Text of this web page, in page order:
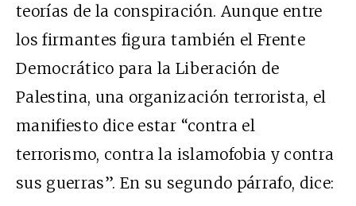
teorías de la conspiración. Aunque entre
los firmantes figura también el Frente
Democrático para la Liberación de
Palestina, una organización terrorista, el
manifiesto dice estar “contra el
terrorismo, contra la islamofobia y contra
sus guerras”. En su segundo párrafo, dice: